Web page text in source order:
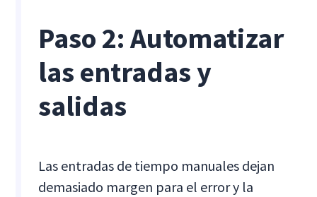
Paso 2: Automatizar
las entradas y
salidas
Las entradas de tiempo manuales dejan
demasiado margen para el error y la